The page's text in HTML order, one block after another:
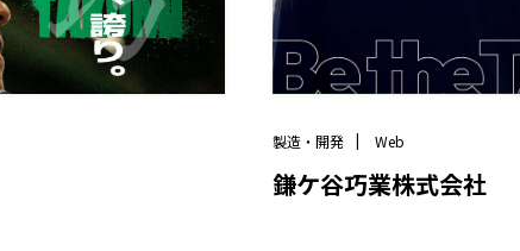
製造・開発 Web
鎌ケ谷巧業株式会社